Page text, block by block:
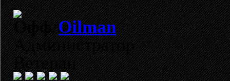
Oilman
Администратор
Ветеран